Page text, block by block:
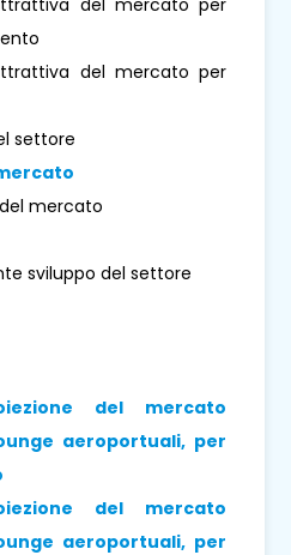
del mercato per
settore
mercato
sviluppo del settore
del mercato
aeroportuali, per
del mercato
aeroportuali, per